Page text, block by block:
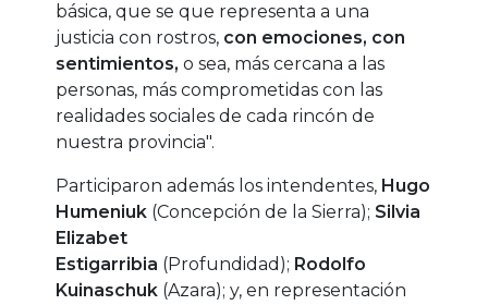
básica, que se que representa a una
justicia con rostros, con emociones, con
sentimientos, o sea, más cercana a las
personas, más comprometidas con las
realidades sociales de cada rincón de
nuestra provincia".
Participaron además los intendentes, Hugo
Humeniuk (Concepción de la Sierra); Silvia
Elizabet
Estigarribia (Profundidad); Rodolfo
Kuinaschuk (Azara); y, en representación